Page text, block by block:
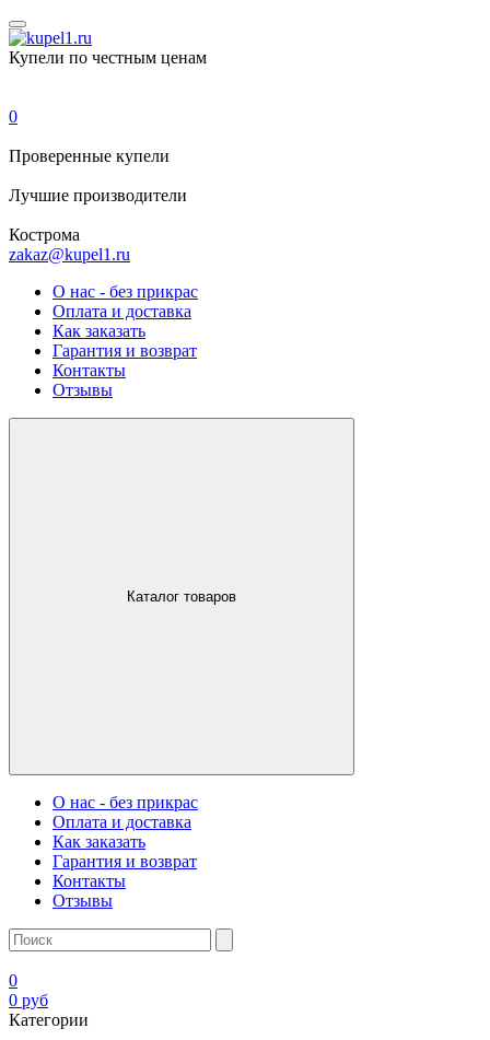
Купели по честным ценам
0
Проверенные купели
Лучшие производители
Кострома
zakaz@kupel1.ru
О нас - без прикрас
Оплата и доставка
Как заказать
Гарантия и возврат
Контакты
Отзывы
Каталог товаров
О нас - без прикрас
Оплата и доставка
Как заказать
Гарантия и возврат
Контакты
Отзывы
0
0 руб
Категории